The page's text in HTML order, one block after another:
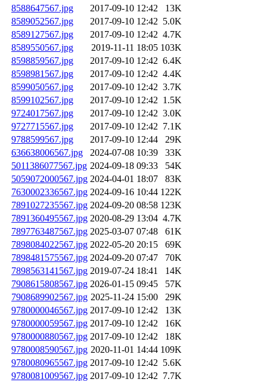
8588647567.jpg
2017-09-10 12:42
13K
8589052567.jpg
2017-09-10 12:42 5.0K
8589127567.jpg
2017-09-10 12:42 4.7K
8589550567.jpg
2019-11-11 18:05 103K
8598859567.jpg
2017-09-10 12:42 6.4K
8598981567.jpg
2017-09-10 12:42 4.4K
8599050567.jpg
2017-09-10 12:42 3.7K
8599102567.jpg
2017-09-10 12:42 1.5K
9724017567.jpg
2017-09-10 12:42 3.0K
9727715567.jpg
2017-09-10 12:42 7.1K
9788599567.jpg
2017-09-10 12:44
29K
636638006567.jpg
2024-07-08 10:39
33K
5011386077567.jpg 2024-09-18 09:33
54K
5059072000567.jpg 2024-04-01 18:07
83K
7630002336567.jpg 2024-09-16 10:44 122K
7891027235567.jpg 2024-09-20 08:58 123K
7891360495567.jpg 2020-08-29 13:04 4.7K
7897763487567.jpg 2025-03-07 07:48
61K
7898084022567.jpg 2022-05-20 20:15
69K
7898481575567.jpg 2024-09-20 07:47
70K
7898563141567.jpg 2019-07-24 18:41
14K
7908615808567.jpg 2026-01-15 09:45
57K
7908689902567.jpg 2025-11-24 15:00
29K
9780000046567.jpg 2017-09-10 12:42
13K
9780000059567.jpg 2017-09-10 12:42
16K
9780000880567.jpg 2017-09-10 12:42
18K
9780008590567.jpg 2020-11-01 14:44 109K
9780080965567.jpg 2017-09-10 12:42 5.6K
9780081009567.jpg 2017-09-10 12:42 7.7K